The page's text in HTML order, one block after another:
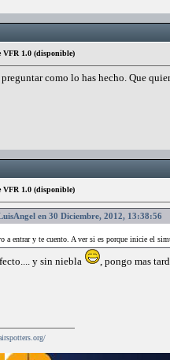
VFR 1.0 (disponible)
preguntar como lo has hecho. Que
VFR 1.0 (disponible)
en 30 Diciembre, 2012, 13:38:56
a entrar y te cuento. A ver si es porque inicie el
y sin niebla , pongo mas